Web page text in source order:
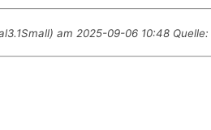
am 2025-09-06 10:48 Quelle: